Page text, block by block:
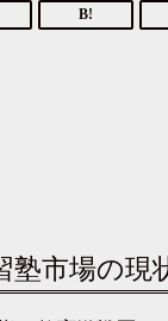
塾市場の現